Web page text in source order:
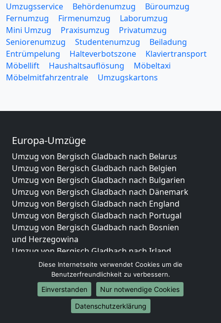
Umzugsservice Behördenumzug
Büroumzug
Fernumzug
Firmenumzug
Laborumzug
Mini Umzug
Praxisumzug
Privatumzug
Seniorenumzug
Studentenumzug
Beiladung
Entrümpelung
Halteverbotszone
Klaviertransport
Möbellift
Haushaltsauflösung
Möbeltaxi
Möbelmitfahrzentrale
Umzugskartons
Europa-Umzüge
Umzug von Bergisch Gladbach nach Belarus
Umzug von Bergisch Gladbach nach Belgien
Umzug von Bergisch Gladbach nach Bulgarien
Umzug von Bergisch Gladbach nach Dänemark
Umzug von Bergisch Gladbach nach England
Umzug von Bergisch Gladbach nach Portugal
Umzug von Bergisch Gladbach nach Bosnien
und Herzegowina
Umzug von Bergisch Gladbach nach Irland
Umzug von Bergisch Gladbach nach Lettland
Umzug von Bergisch Gladbach nach Zypern
Umzug von Bergisch Gladbach nach Kroatien
Umzug von Bergisch Gladbach nach Estland
Umzug von Bergisch Gladbach nach Finnland
Diese Internetseite verwendet Cookies um die
Benutzerfreundlichkeit zu verbessern.
Einverstanden
Nur notwendige Cookies
Datenschutzerklärung